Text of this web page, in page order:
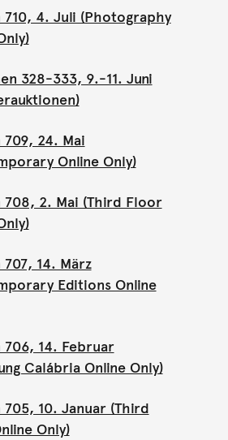
710, 4. Juli (Photography
328-333, 9.-11. Juni
24. Mai
Online Only)
708, 2. Mai (Third Floor
14. März
Editions Online
706, 14. Februar
Calábria Online Only)
10. Januar (Third
Only)